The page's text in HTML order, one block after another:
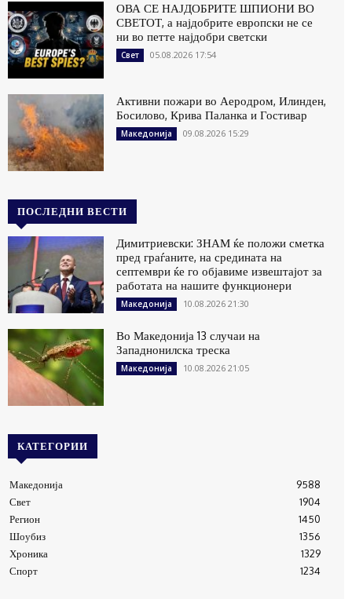
ОВА СЕ НАЈДОБРИТЕ ШПИОНИ ВО
СВЕТОТ, а најдобрите европски не се
ни во петте најдобри светски
Свет 05.08.2026 17:54
Активни пожари во Аеродром, Илинден,
Босилово, Крива Паланка и Гостивар
Македонија 09.08.2026 15:29
ПОСЛЕДНИ ВЕСТИ
Димитриевски: ЗНАМ ќе положи сметка
пред граѓаните, на средината на
септември ќе го објавиме извештајот за
работата на нашите функционери
Македонија 10.08.2026 21:30
Во Македонија 13 случаи на
Западнонилска треска
Македонија 10.08.2026 21:05
КАТЕГОРИИ
Македонија
9588
Свет
1904
Регион
1450
Шоубиз
1356
Хроника
1329
Спорт
1234